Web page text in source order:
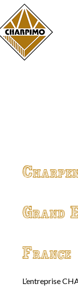
Grand
France
L’entreprise